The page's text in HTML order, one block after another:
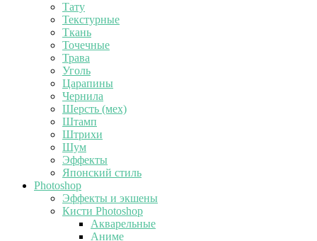
Тату
Текстурные
Ткань
Точечные
Трава
Уголь
Царапины
Чернила
Шерсть (мех)
Штамп
Штрихи
Шум
Эффекты
Японский стиль
Photoshop
Эффекты и экшены
Кисти Photoshop
Акварельные
Аниме